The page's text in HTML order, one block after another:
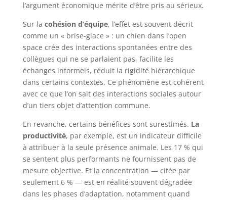
l’argument économique mérite d’être pris au sérieux.
Sur la cohésion d’équipe, l’effet est souvent décrit
comme un « brise-glace » : un chien dans l’open
space crée des interactions spontanées entre des
collègues qui ne se parlaient pas, facilite les
échanges informels, réduit la rigidité hiérarchique
dans certains contextes. Ce phénomène est cohérent
avec ce que l’on sait des interactions sociales autour
d’un tiers objet d’attention commune.
En revanche, certains bénéfices sont surestimés. La
productivité, par exemple, est un indicateur difficile
à attribuer à la seule présence animale. Les 17 % qui
se sentent plus performants ne fournissent pas de
mesure objective. Et la concentration — citée par
seulement 6 % — est en réalité souvent dégradée
dans les phases d’adaptation, notamment quand